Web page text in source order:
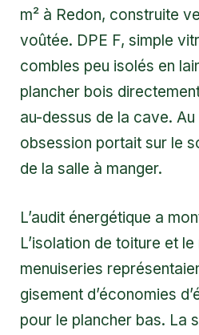
m² à Redon, construite
voûtée. DPE F, simple
combles peu isolés en
plancher bois
au-dessus de la cave.
obsession portait sur le
de la salle à manger.
L’audit énergétique a
L’isolation de toiture et
menuiseries
gisement d’économies
pour le plancher bas. La